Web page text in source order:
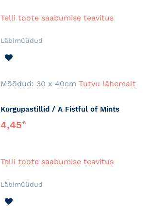
Telli toote saabumise teavitus
Läbimüüdud
Mõõdud: 30 x 40cm Tutvu lähemalt
Kurgupastillid / A Fistful of Mints
4,45€
Telli toote saabumise teavitus
Läbimüüdud